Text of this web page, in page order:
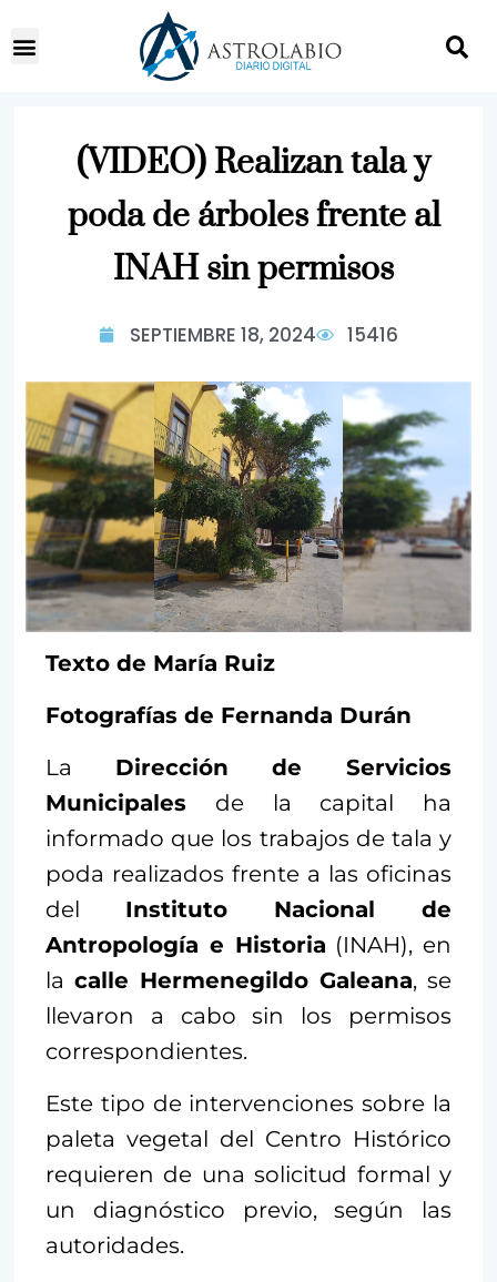
(VIDEO) Realizan tala y
poda de árboles frente al
INAH sin permisos
SEPTIEMBRE 18, 2024 15416
Texto de María Ruiz
Fotografías de Fernanda Durán
La Dirección de Servicios
Municipales de la capital ha
informado que los trabajos de tala y
poda realizados frente a las oficinas
del Instituto Nacional de
Antropología e Historia (INAH), en
la calle Hermenegildo Galeana, se
llevaron a cabo sin los permisos
correspondientes.
Este tipo de intervenciones sobre la
paleta vegetal del Centro Histórico
requieren de una solicitud formal y
un diagnóstico previo, según las
autoridades.